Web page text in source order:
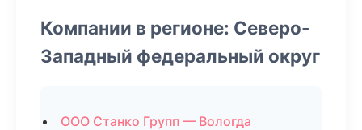
Компании в регионе: Северо-
Западный федеральный округ
ООО Станко Групп — Вологда